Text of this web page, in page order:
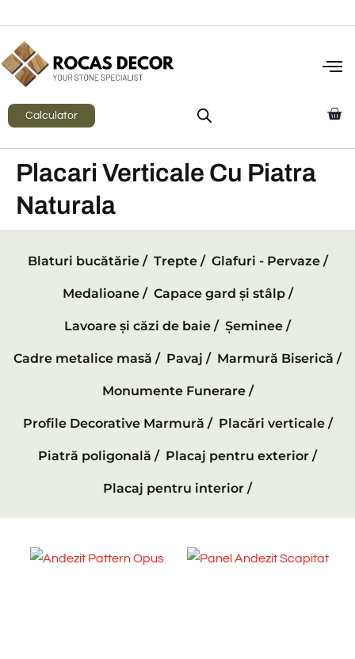
Calculator
Placari Verticale Cu Piatra
Naturala
Blaturi bucătărie / Trepte / Glafuri - Pervaze /
Medalioane / Capace gard și stâlp /
Lavoare și căzi de baie / Șeminee /
Cadre metalice masă / Pavaj / Marmură Biserică /
Monumente Funerare /
Profile Decorative Marmură / Placări verticale /
Piatră poligonală / Placaj pentru exterior /
Placaj pentru interior /